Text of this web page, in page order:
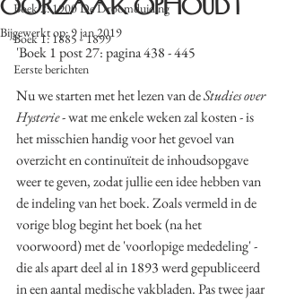
Boek 2: 1900 De Droomduiding
Boek 1: 1885 - 1899
Eerste berichten
oorzaak ophoudt
Bijgewerkt op:9 jan 2019
'Boek 1 post 27: pagina 438 - 445
Nu we starten met het lezen van de Studies over
Hysterie - wat me enkele weken zal kosten - is
het misschien handig voor het gevoel van
overzicht en continuïteit de inhoudsopgave
weer te geven, zodat jullie een idee hebben van
de indeling van het boek. Zoals vermeld in de
vorige blog begint het boek (na het
voorwoord) met de 'voorlopige mededeling' -
die als apart deel al in 1893 werd gepubliceerd
in een aantal medische vakbladen. Pas twee jaar